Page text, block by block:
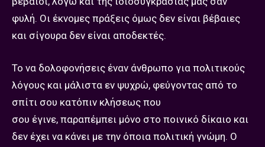
φυλή. Οι έκνομες πράξεις όμως δεν είναι βέβαιες
και σίγουρα δεν είναι αποδεκτές.
Το να δολοφονήσεις έναν άνθρωπο για πολιτικούς
λόγους και μάλιστα εν ψυχρώ, φεύγοντας από το
σπίτι σου κατόπιν κλήσεως που
σου έγινε, παραπέμπει μόνο στο ποινικό δίκαιο και
δεν έχει να κάνει με την όποια πολιτική γνώμη. Ο